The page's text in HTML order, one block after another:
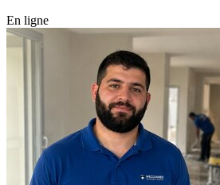
En ligne